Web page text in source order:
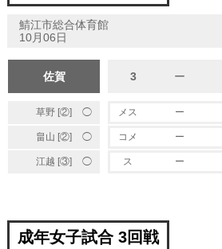
鯖江市総合体育館
10月06日
佐賀 3 ー
草野 [②] ◯ メス ー
畠山 [②] ◯ コメ ー
江越 [③] ◯ ス ー
成年女子試合 3回戦